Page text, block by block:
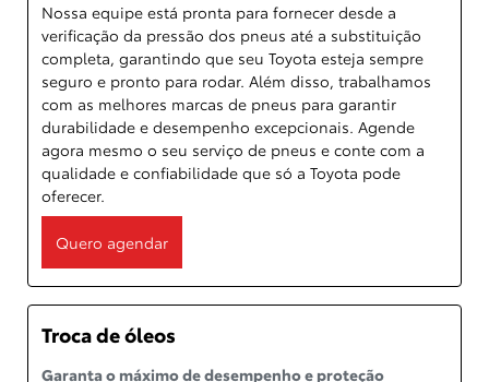
Nossa equipe está pronta para fornecer desde a
verificação da pressão dos pneus até a substituição
completa, garantindo que seu Toyota esteja sempre
seguro e pronto para rodar. Além disso, trabalhamos
com as melhores marcas de pneus para garantir
durabilidade e desempenho excepcionais. Agende
agora mesmo o seu serviço de pneus e conte com a
qualidade e confiabilidade que só a Toyota pode
oferecer.
Quero agendar
Troca de óleos
Garanta o máximo de desempenho e proteção